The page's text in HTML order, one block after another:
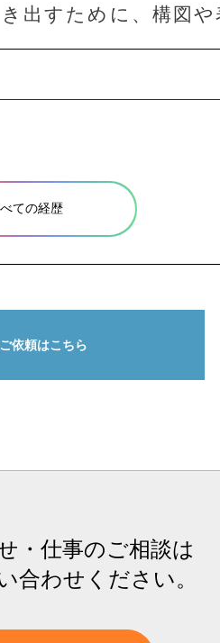
出すために、構図
ての経歴
依頼はこちら
・仕事のご相談は
合わせください。